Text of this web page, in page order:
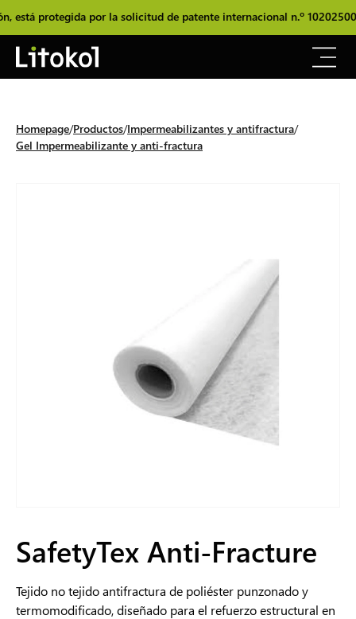
protegida por la solicitud de patente internacional n.º
Homepage Productos Impermeabilizantes y antifractura
Gel Impermeabilizante y anti-fractura
SafetyTex Anti-Fracture
Tejido no tejido antifractura de poliéster punzonado y
termomodificado, diseñado para el refuerzo estructural en